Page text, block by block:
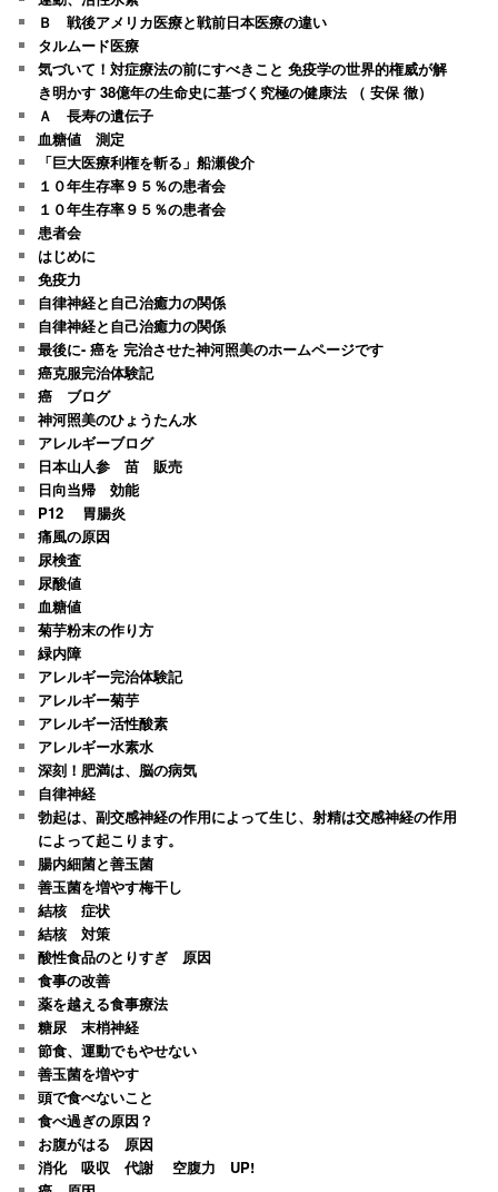
Ｂ 戦後アメリカ医療と戦前日本医療の違い
タルムード医療
気づいて！対症療法の前にすべきこと 免疫学の世界的権威が解
き明かす 38億年の生命史に基づく究極の健康法 （ 安保 徹）
Ａ 長寿の遺伝子
血糖値 測定
「巨大医療利権を斬る」船瀬俊介
１０年生存率９５％の患者会
１０年生存率９５％の患者会
患者会
はじめに
免疫力
自律神経と自己治癒力の関係
自律神経と自己治癒力の関係
最後に- 癌を 完治させた神河照美のホームページです
癌克服完治体験記
癌 ブログ
神河照美のひょうたん水
アレルギーブログ
日本山人参 苗 販売
日向当帰 効能
P12 胃腸炎
痛風の原因
尿検査
尿酸値
血糖値
菊芋粉末の作り方
緑内障
アレルギー完治体験記
アレルギー菊芋
アレルギー活性酸素
アレルギー水素水
深刻！肥満は、脳の病気
自律神経
勃起は、副交感神経の作用によって生じ、射精は交感神経の作用
によって起こります。
腸内細菌と善玉菌
善玉菌を増やす梅干し
結核 症状
結核 対策
酸性食品のとりすぎ 原因
食事の改善
薬を越える食事療法
糖尿 末梢神経
節食、運動でもやせない
善玉菌を増やす
頭で食べないこと
食べ過ぎの原因？
お腹がはる 原因
消化 吸収 代謝 空腹力 UP!